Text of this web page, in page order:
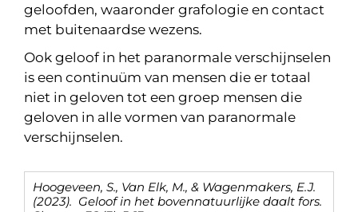
geloofden, waaronder grafologie en contact
met buitenaardse wezens.
Ook geloof in het paranormale verschijnselen
is een continuüm van mensen die er totaal
niet in geloven tot een groep mensen die
geloven in alle vormen van paranormale
verschijnselen.
Hoogeveen, S., Van Elk, M., & Wagenmakers, E.J.
(2023). Geloof in het bovennatuurlijke daalt fors.